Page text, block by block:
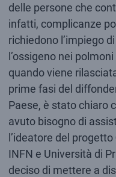
delle persone che
infatti, complicanze
richiedono l’impiego
l’ossigeno nei
quando viene
prime fasi del
Paese, è stato chiaro
avuto bisogno di
l’ideatore del progetto
INFN e Università di
deciso di mettere a